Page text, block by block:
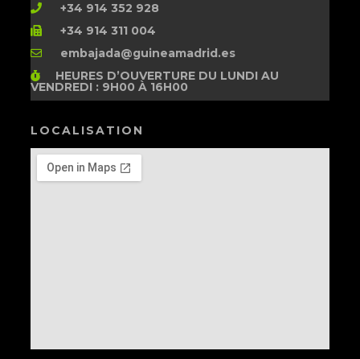
+34 914 352 928
+34 914 311 004
embajada@guineamadrid.es
HEURES D’OUVERTUREDU LUNDI AU
VENDREDI : 9H00 À 16H00
LOCALISATION